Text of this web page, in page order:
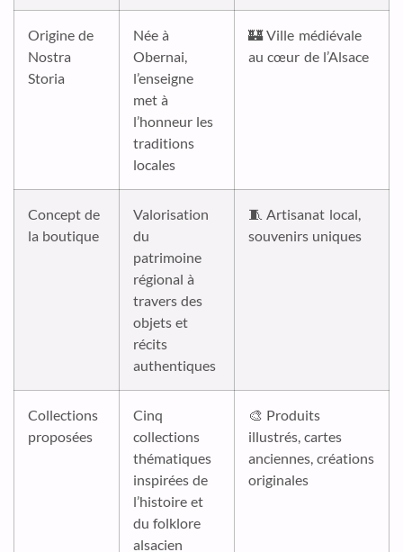
Origine de
Nostra
Storia
Née à
Obernai,
l’enseigne
met à
l’honneur les
traditions
locales
🏰 Ville médiévale
au cœur de l’Alsace
Concept de
la boutique
Valorisation
du
patrimoine
régional à
travers des
objets et
récits
authentiques
🧵 Artisanat local,
souvenirs uniques
Collections
proposées
Cinq
collections
thématiques
inspirées de
l’histoire et
du folklore
alsacien
🎨 Produits
illustrés, cartes
anciennes, créations
originales